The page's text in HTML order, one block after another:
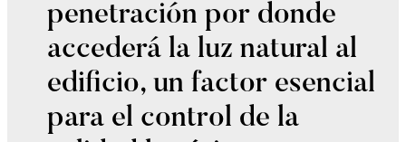
penetración por donde
accederá la luz natural al
edificio, un factor esencial
para el control de la